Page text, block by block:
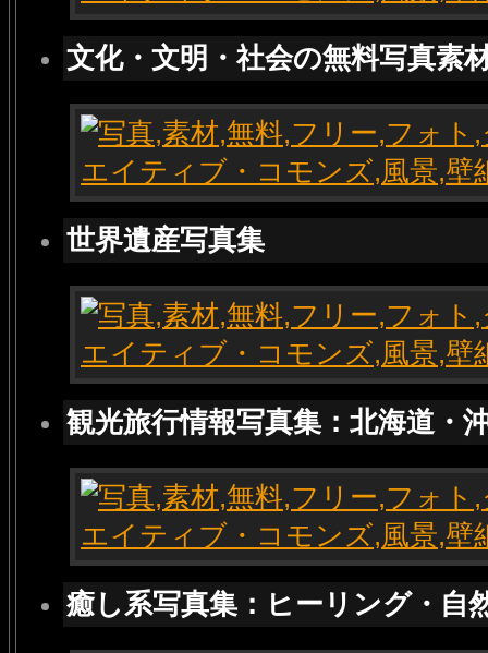
文化・文明・社会の無料写真素
世界遺産写真集
観光旅行情報写真集：北海道・
癒し系写真集：ヒーリング・自